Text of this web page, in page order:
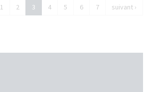
1 2 3 4 5 6 7 suivant ›